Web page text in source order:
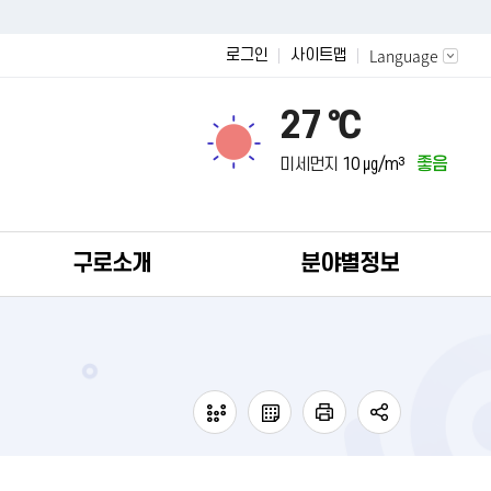
로그인 사이트맵 Language
27 ℃
미세먼지 10 ㎍/m³ 좋음
구로소개 분야별정보